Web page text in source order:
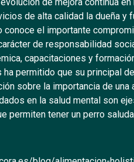
de alta calidad la dueña y
conoce el importante
de responsabilidad
capacitaciones y
permitido que su principal
sobre la importancia de una
en la salud mental son
permiten tener un perro